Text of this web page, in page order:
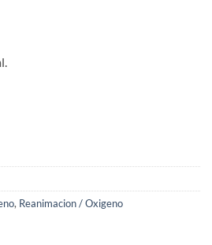
, Reanimacion / Oxigeno